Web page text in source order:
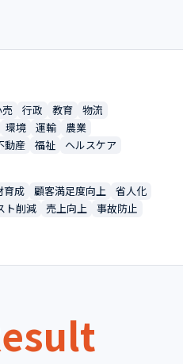
行政 教育
物流
環境 運輸
農業
動産 福祉 ヘルスケア
育成 顧客満足度向上
省人化
ト削減 売上向上
事故防止